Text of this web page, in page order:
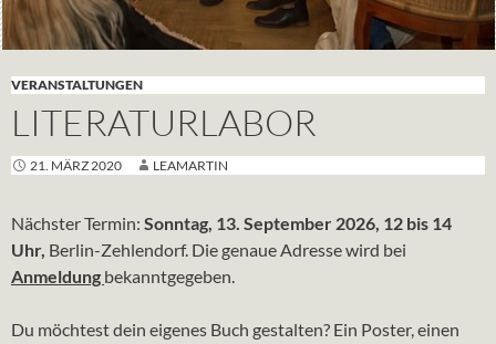
VERANSTALTUNGEN
LITERATURLABOR
21. MÄRZ 2020 LEAMARTIN
Nächster Termin: Sonntag, 13. September 2026, 12 bis 14
Uhr, Berlin-Zehlendorf. Die genaue Adresse wird bei
Anmeldung bekanntgegeben.
Du möchtest dein eigenes Buch gestalten? Ein Poster, einen